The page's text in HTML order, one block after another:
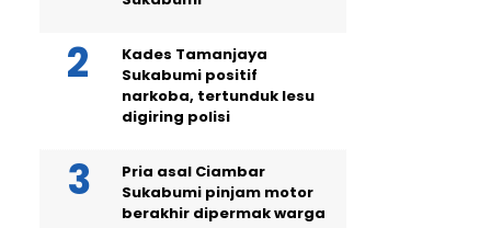
Kades Tamanjaya
Sukabumi positif
narkoba, tertunduk lesu
digiring polisi
Pria asal Ciambar
Sukabumi pinjam motor
berakhir dipermak warga